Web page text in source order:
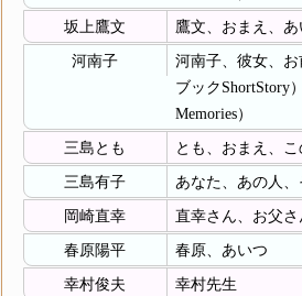
坂上鷹文
鷹文、おまえ、
河南子
河南子、彼女、
ブックShortStory
Memories）
三島とも
とも、おまえ、
三島有子
あなた、あの人、
岡崎直幸
直幸さん、お父
春原陽平
春原、あいつ
幸村俊夫
幸村先生